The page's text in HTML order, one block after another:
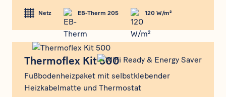
Netz EB-Therm 205 120 W/m²
Thermoflex Kit 500
Fußbodenheizpaket mit selbstklebender
Heizkabelmatte und Thermostat
Thermoflex Kit 500